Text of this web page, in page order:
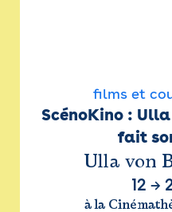
films et
ScénoKino :
fait
Ulla von
12 →
à la